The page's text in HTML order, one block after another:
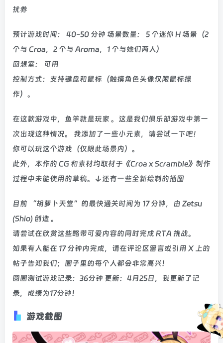
扰券
预计游戏时间： 40-50 分钟 场景数量： 5 个迷你 H 场景（2
个与 Croa，2 个与 Aroma，1 个与她们两人）
回想室： 可用
控制方式：支持键盘和鼠标（触摸角色头像仅限鼠标操
作）。
在这款游戏中，鱼竿就是玩家 。这是我们俱乐部游戏中第一
次出现这种情况。 我添加了一些小元素，请尝试一下吧！
你可以玩这个游戏（仅限此场景内）。
此外，本作的 CG 和素材均取材于《Croa x Scramble》制作
过程中未能使用的草稿。↓还有一些全新绘制的插图
目前 “胡萝卜天堂”的最快通关时间为 17 分钟，由 Zetsu
(Shio) 创造 。
请尝试在欣赏这些略带可爱内容的同时完成 RTA 挑战。
如果有人能在 17 分钟内完成，请在评论区留言或引用 X 上的
帖子告知我们；圈子里的每个人都会非常高兴！
圆圈测试游戏记录：36分钟 更新：4月25日，我更新了记
录，成绩为17分钟！
游戏截图